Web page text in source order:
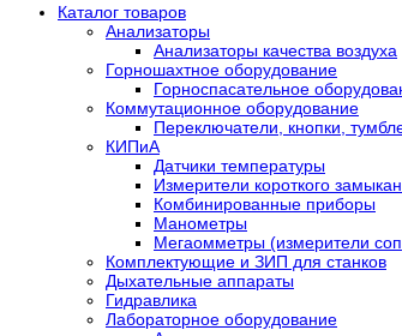
Каталог товаров
Анализаторы
Анализаторы качества воздуха
Горношахтное оборудование
Горноспасательное
Коммутационное оборудование
Переключатели, кнопки,
КИПиА
Датчики температуры
Измерители короткого
Комбинированные приборы
Манометры
Мегаомметры (измерители
Комплектующие и ЗИП для станков
Дыхательные аппараты
Гидравлика
Лабораторное оборудование